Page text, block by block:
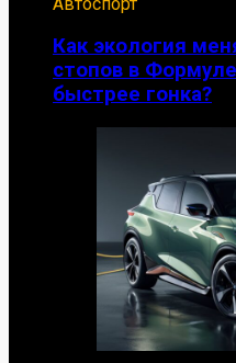
Как экология
стопов в
быстрее гонка?